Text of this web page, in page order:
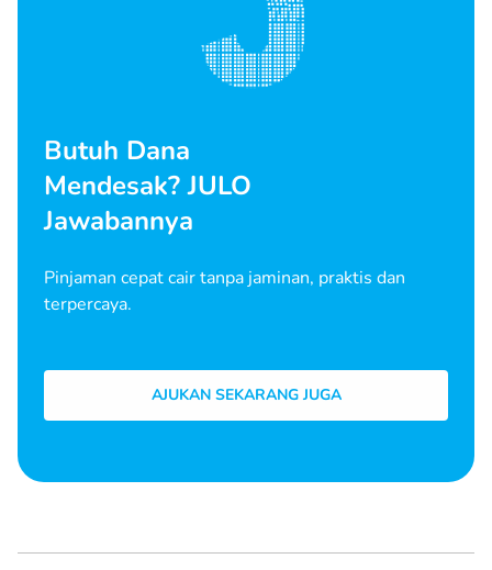
Butuh Dana
Mendesak? JULO
Jawabannya
Pinjaman cepat cair tanpa jaminan, praktis dan
terpercaya.
AJUKAN SEKARANG JUGA